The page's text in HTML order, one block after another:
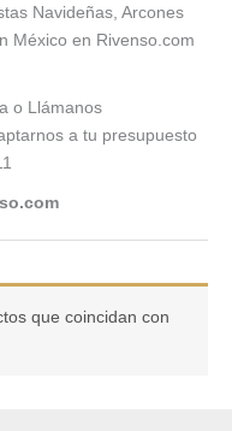
Navideñas, Arcones
México en Rivenso.com
o Llámanos
a tu presupuesto
que coincidan con